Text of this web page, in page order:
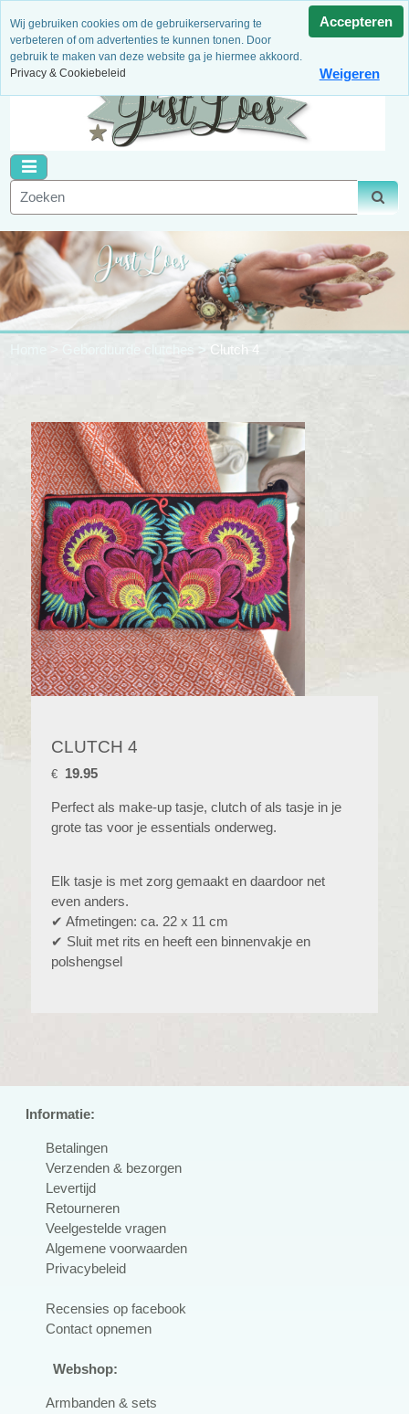
Niet goed, geld terug!
Dagelijks
nieuwe artikelen
Binnen 14 dagen retour Veilig betalen
> Clutch 4
CLUTCH 4
€ 19.95
Perfect als make-up tasje, clutch of als tasje in je
grote tas voor je essentials onderweg.
Elk tasje is met zorg gemaakt en daardoor net
even anders.
✔ Afmetingen: ca. 22 x 11 cm
✔ Sluit met rits en heeft een binnenvakje en
polshengsel
Informatie:
Betalingen
Verzenden & bezorgen
Levertijd
Retourneren
Veelgestelde vragen
Algemene voorwaarden
Privacybeleid
Recensies op facebook
Contact opnemen
Webshop:
Armbanden & sets
Wij gebruiken cookies om de gebruikerservaring te
verbeteren of om advertenties te kunnen tonen. Door
gebruik te maken van deze website ga je hiermee akkoord.
Privacy & Cookiebeleid
Accepteren
Weigeren